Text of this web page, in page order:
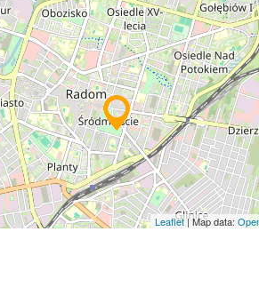
Leaflet| Map data: